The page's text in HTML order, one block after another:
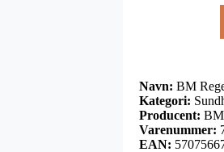
Navn: BM
Kategori:
Producent: BM
Varenummer:
EAN: